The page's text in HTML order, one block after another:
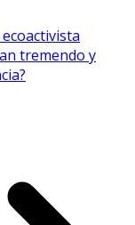
tremendo y